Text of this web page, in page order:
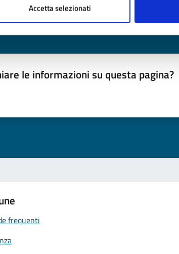
Accetta selezionati
le informazioni su questa pagina?
frequenti